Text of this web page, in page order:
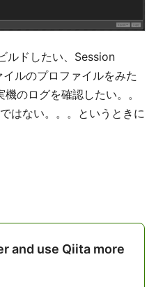
ルドしたい、Session
ルのプロファイルをみた
のログを確認したい。。
はない。。。というときに
and use Qiita more